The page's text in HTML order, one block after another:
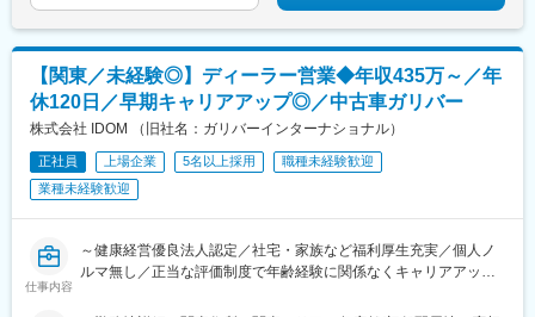
ノ町駅、庭坂駅、岩代清水駅、卸町駅、南福島駅、郡山駅(福島
県)、前橋大島駅、安中駅、北高崎駅、新伊勢崎駅、伊勢崎駅、剛
志駅、竜舞駅、西小泉駅、大胡駅、国定駅、新前橋駅、井野駅(群
馬県)、桐生球場前駅、新桐生駅、渋川駅、八木原駅、中央前橋
駅、高崎駅、新町駅(群馬県)、渡瀬駅(群馬県)、上毛高原駅、東富
岡駅、沼田駅、北藤岡駅、群馬藤岡駅、前橋駅、心臓血管センタ
ー駅、吉井駅(群馬県)、黒松駅(宮城県)、太子堂駅、愛子駅、荒井
野栄駅、西塩釜駅、北山駅(宮城県)、富沢駅、泉中央駅、東仙台
駅、塚目駅、古川駅、美田園駅、国見駅(宮城県)、長町一丁目駅、
【関東／未経験◎】ディーラー営業◆年収435万～／年
休120日／早期キャリアアップ◎／中古車ガリバー
株式会社 IDOM （旧社名：ガリバーインターナショナル）
正社員 上場企業 5名以上採用
職種未経験歓迎
業種未経験歓迎
仕事内容
～健康経営優良法人認定／社宅・家族など福利厚生充実／個人ノ
ルマ無し／正当な評価制度で年齢経験に関係なくキャリアアップ